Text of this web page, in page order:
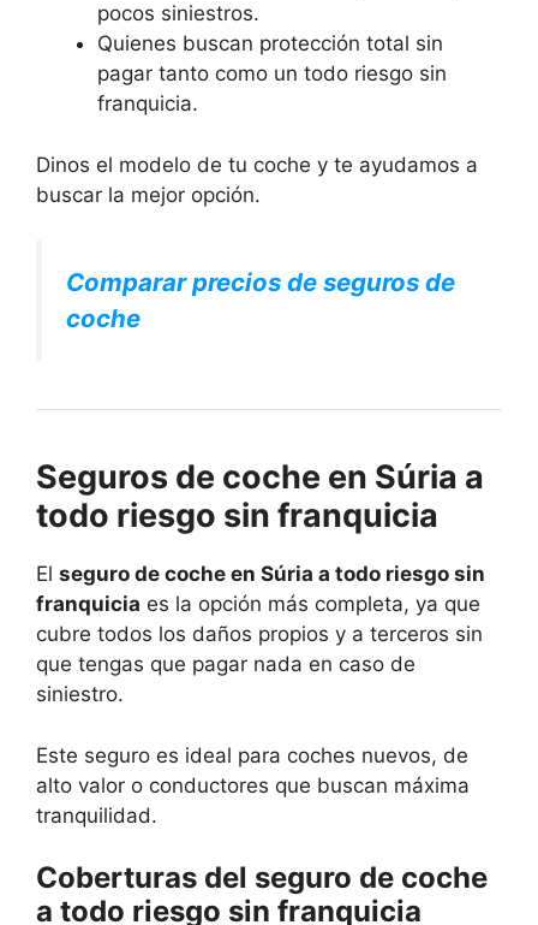
pocos siniestros.
Quienes buscan protección total sin
pagar tanto como un todo riesgo sin
franquicia.
Dinos el modelo de tu coche y te ayudamos a
buscar la mejor opción.
Comparar precios de seguros de
coche
Seguros de coche en Súria a
todo riesgo sin franquicia
El seguro de coche en Súria a todo riesgo sin
franquicia es la opción más completa, ya que
cubre todos los daños propios y a terceros sin
que tengas que pagar nada en caso de
siniestro.
Este seguro es ideal para coches nuevos, de
alto valor o conductores que buscan máxima
tranquilidad.
Coberturas del seguro de coche
a todo riesgo sin franquicia